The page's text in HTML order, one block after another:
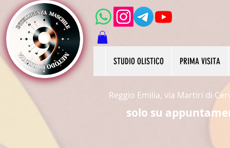
STUDIO OLISTICO PRIMA VISITA
Reggio Emilia, via Martiri di
solo su